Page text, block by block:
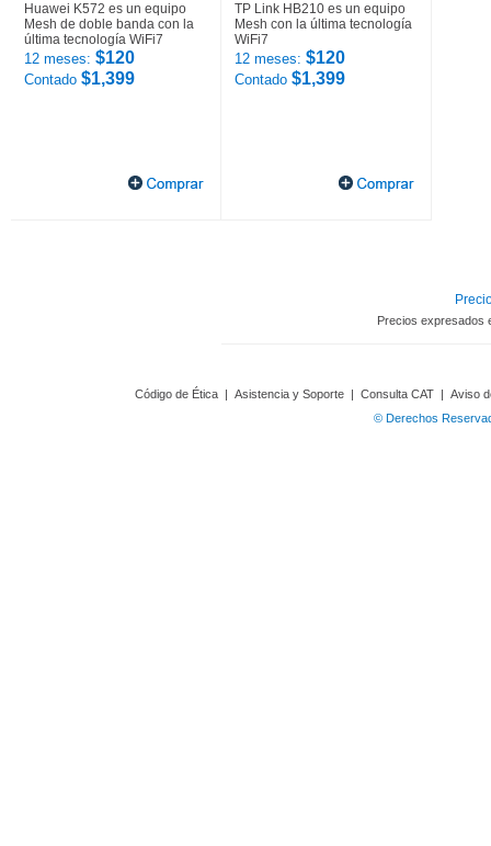
Huawei K572 es un equipo
Mesh de doble banda con la
última tecnología WiFi7
12 meses: $120
Contado $1,399
TP Link HB210 es un equipo
Mesh con la última tecnología
WiFi7
12 meses: $120
Contado $1,399
Precios expresados
Código de Ética | Asistencia y Soporte | Consulta CAT | Aviso
© Derechos